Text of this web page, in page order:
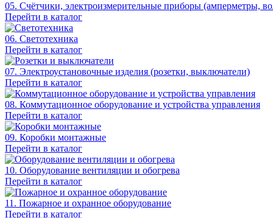
05. Счётчики, электроизмерительные приборы (амперметры,
Перейти в каталог
06. Светотехника
Перейти в каталог
07. Электроустановочные изделия (розетки, выключатели)
Перейти в каталог
08. Коммутационное оборудование и устройства управления
Перейти в каталог
09. Коробки монтажные
Перейти в каталог
10. Оборудование вентиляции и обогрева
Перейти в каталог
11. Пожарное и охранное оборудование
Перейти в каталог